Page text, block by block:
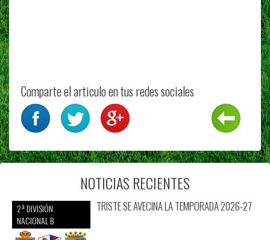
Comparte el articulo en tus redes sociales
NOTICIAS RECIENTES
2ª DIVISIÓN
NACIONAL B
TRISTE SE AVECINA LA TEMPORADA 2026-27